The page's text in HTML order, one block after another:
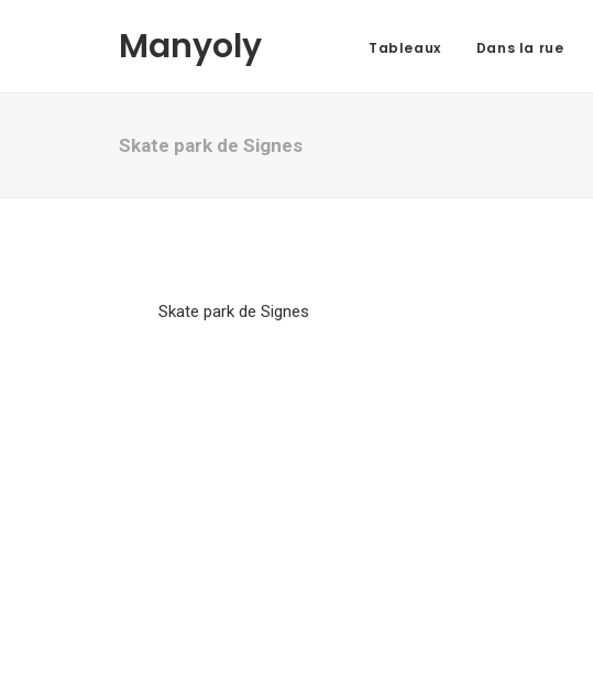
Manyoly Tableaux Dans la rue
Skate park de Signes
Skate park de Signes